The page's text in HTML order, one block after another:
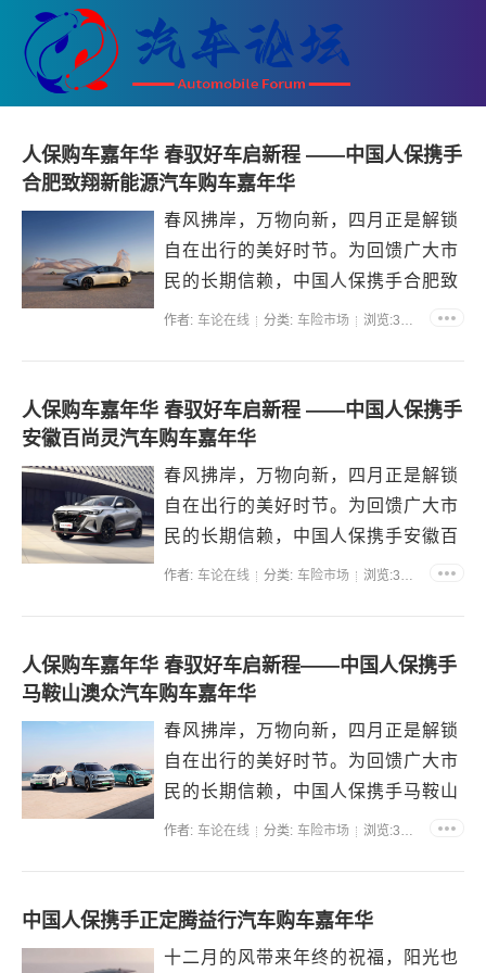
人保购车嘉年华 春驭好车启新程 ——中国人保携手
合肥致翔新能源汽车购车嘉年华
春风拂岸，万物向新，四月正是解锁
自在出行的美好时节。为回馈广大市
民的长期信赖，中国人保携手合肥致
翔新能源汽车强强联合，重磅启幕购
宴，奕派品...
作者: 车论在线 分类: 车险市场 浏览:35911
人保购车嘉年华 春驭好车启新程 ——中国人保携手
安徽百尚灵汽车购车嘉年华
春风拂岸，万物向新，四月正是解锁
自在出行的美好时节。为回馈广大市
民的长期信赖，中国人保携手安徽百
尚灵汽车强强联合，重磅启幕购车嘉
安品牌热...
作者: 车论在线 分类: 车险市场 浏览:35427
人保购车嘉年华 春驭好车启新程——中国人保携手
马鞍山澳众汽车购车嘉年华
春风拂岸，万物向新，四月正是解锁
自在出行的美好时节。为回馈广大市
民的长期信赖，中国人保携手马鞍山
澳众汽车强强联合，重磅启幕购车嘉
海大众品...
作者: 车论在线 分类: 车险市场 浏览:39172
中国人保携手正定腾益行汽车购车嘉年华
十二月的风带来年终的祝福，阳光也